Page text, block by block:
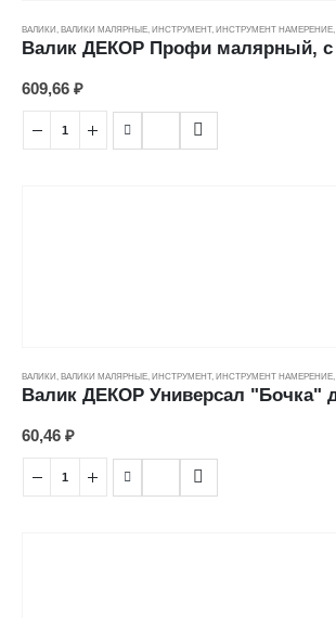
ВАЛИКИ ВАЛИКИ МАЛЯРНЫЕ ИНСТРУМЕНТ, ИНСТРУМЕНТ НАМЕРЕНИЕ
609,66 ₽
ВАЛИКИ ВАЛИКИ МАЛЯРНЫЕ ИНСТРУМЕНТ, ИНСТРУМЕНТ НАМЕРЕНИЕ
60,46 ₽